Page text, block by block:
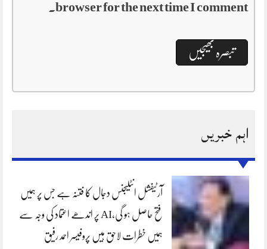
browser for the next time I comment.
اہم خبریں
آرٹیفشل انٹلیجنس دجال کا فتنہ ہے جس پر ہمیں
فتح حاصل ہو گی،AI پر اندھے اعتماد کی وجہ سے
ہمیں خطرات لاحق ہیں پروفیسر احمد رفیق